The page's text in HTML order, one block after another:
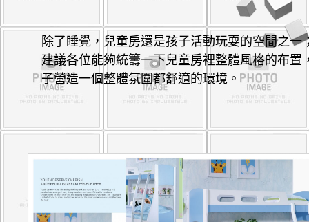
除了睡覺，兒童房還是孩子活動玩耍的空間之一
建議各位能夠統籌一下兒童房裡整體風格的布置
子營造一個整體氛圍都舒適的環境。